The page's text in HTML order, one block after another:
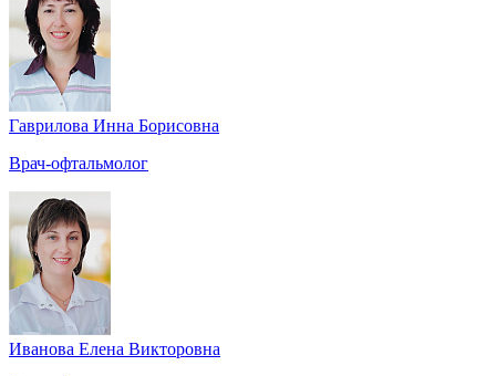
Гаврилова Инна Борисовна
Врач-офтальмолог
Иванова Елена Викторовна